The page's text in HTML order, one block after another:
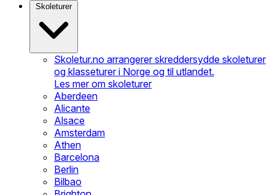
Skoleturer
Skoletur.no arrangerer skreddersydde skoleturer
og klasseturer i Norge og til utlandet.
Les mer om skoleturer
Aberdeen
Alicante
Alsace
Amsterdam
Athen
Barcelona
Berlin
Bilbao